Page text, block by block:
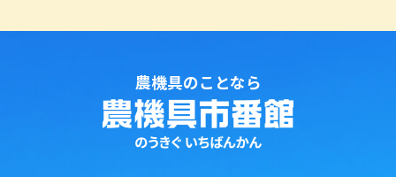
農機具のことなら